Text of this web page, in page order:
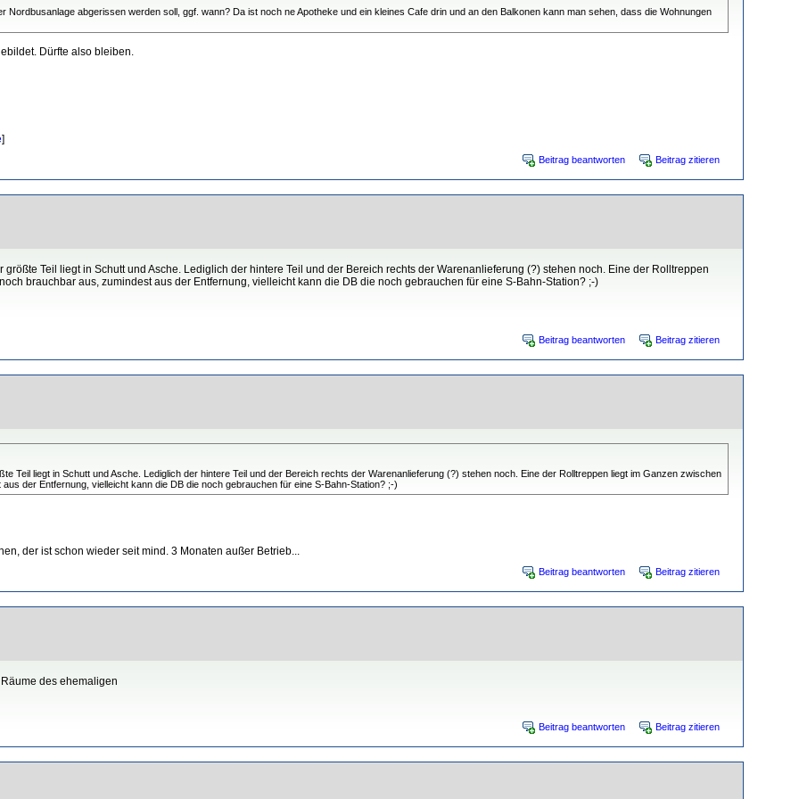
abgerissen werden soll, ggf. wann? Da ist noch ne Apotheke und ein kleines Cafe drin und an den Balkonen kann man sehen, dass die Wohnungen
Dürfte also bleiben.
]
Beitrag beantworten Beitrag zitieren
Teil liegt in Schutt und Asche. Lediglich der hintere Teil und der Bereich rechts der Warenanlieferung (?) stehen noch. Eine der Rolltreppen
brauchbar aus, zumindest aus der Entfernung, vielleicht kann die DB die noch gebrauchen für eine S-Bahn-Station? ;-)
Beitrag beantworten Beitrag zitieren
Teil liegt in Schutt und Asche. Lediglich der hintere Teil und der Bereich rechts der Warenanlieferung (?) stehen noch. Eine der Rolltreppen liegt im Ganzen zwischen
der Entfernung, vielleicht kann die DB die noch gebrauchen für eine S-Bahn-Station? ;-)
der ist schon wieder seit mind. 3 Monaten außer Betrieb...
Beitrag beantworten Beitrag zitieren
des ehemaligen
Beitrag beantworten Beitrag zitieren